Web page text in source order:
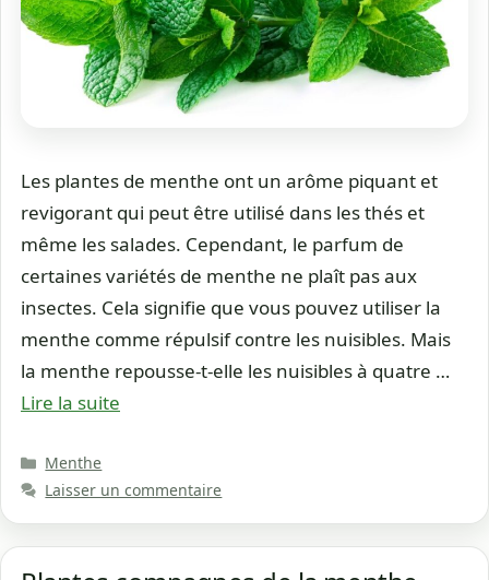
Les plantes de menthe ont un arôme piquant et
revigorant qui peut être utilisé dans les thés et
même les salades. Cependant, le parfum de
certaines variétés de menthe ne plaît pas aux
insectes. Cela signifie que vous pouvez utiliser la
menthe comme répulsif contre les nuisibles. Mais
la menthe repousse-t-elle les nuisibles à quatre …
Lire la suite
Catégories
Menthe
Laisser un commentaire